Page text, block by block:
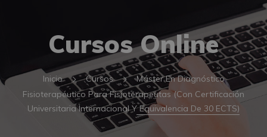
Cursos Online
Inicio Cursos
Máster En Diagnóstico
Fisioterapéutico Para Fisioterapeutas (Con Certificación
Universitaria Internacional Y Equivalencia De 30 ECTS)